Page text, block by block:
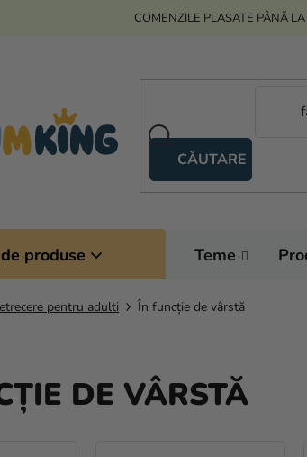
COMENZILE PLASATE PÂNĂ
CĂUTARE
produse Teme
pentru adulti În funcție de vârstă
DE VÂRSTĂ